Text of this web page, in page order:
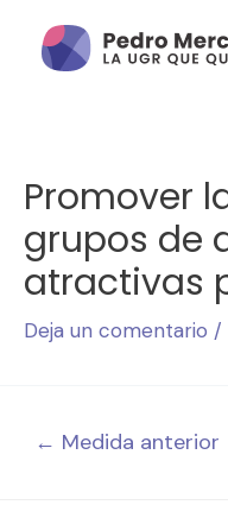
Promover
grupos de
atractivas
Deja un comentario /
← Medida anterior